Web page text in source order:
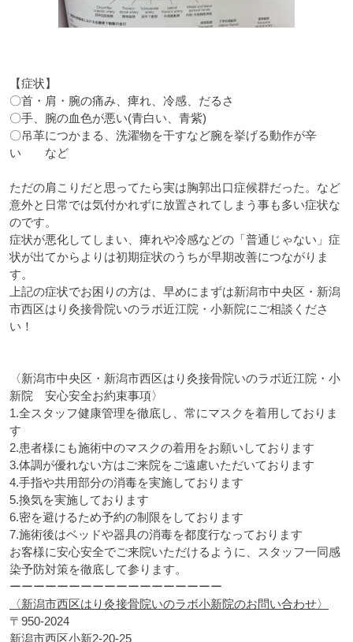
【症状】
〇首・肩・腕の痛み、痺れ、冷感、だるさ
〇手、腕の血色が悪い(青白い、青紫)
〇吊革につかまる、洗濯物を干すなど腕を挙げる動作が辛
い など
ただの肩こりだと思ってたら実は胸郭出口症候群だった。など
意外と日常では気付かれずに放置されてしまう事も多い症状な
のです。
症状が悪化してしまい、痺れや冷感などの「普通じゃない」症
状が出てからよりは初期症状のうちが早期改善につながりま
す。
上記の症状でお困りの方は、早めにまずは新潟市中央区・新潟
市西区はり灸接骨院いのラボ近江院・小新院にご相談くださ
い！
〈新潟市中央区・新潟市西区はり灸接骨院いのラボ近江院・小
新院 安心安全お約束事項〉
1.全スタッフ健康管理を徹底し、常にマスクを着用しておりま
す
2.患者様にも施術中のマスクの着用をお願いしております
3.体調が優れない方はご来院をご遠慮いただいております
4.手指や共用部分の消毒を実施しております
5.換気を実施しております
6.密を避けるため予約の制限をしております
7.施術後はベッドや器具の消毒を都度行なっております
お客様に安心安全でご来院いただけるように、スタッフ一同感
染予防対策を徹底して参ります。
ーーーーーーーーーーーーーーーーーー
〈新潟市西区はり灸接骨院いのラボ小新院のお問い合わせ〉
〒 950-2024
新潟市西区小新2-20-25